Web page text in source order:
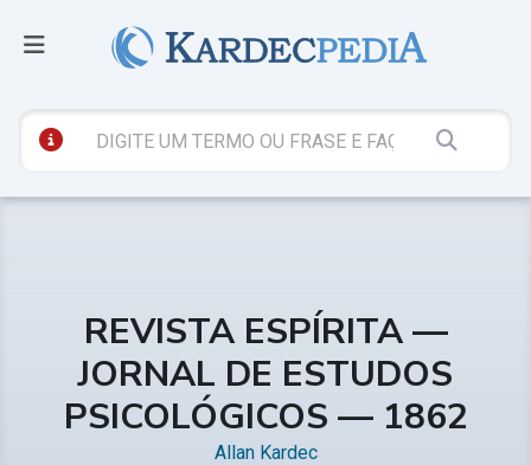
REVISTA ESPÍRITA —
JORNAL DE ESTUDOS
PSICOLÓGICOS — 1862
Allan Kardec